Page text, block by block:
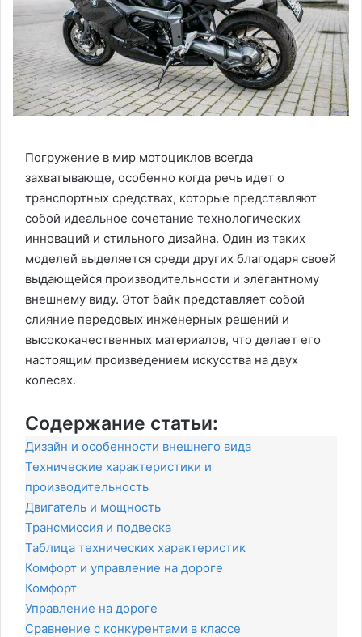
Погружение в мир мотоциклов всегда
захватывающе, особенно когда речь идет о
транспортных средствах, которые представляют
собой идеальное сочетание технологических
инноваций и стильного дизайна. Один из таких
моделей выделяется среди других благодаря своей
выдающейся производительности и элегантному
внешнему виду. Этот байк представляет собой
слияние передовых инженерных решений и
высококачественных материалов, что делает его
настоящим произведением искусства на двух
колесах.
Содержание статьи:
Дизайн и особенности внешнего вида
Технические характеристики и
производительность
Двигатель и мощность
Трансмиссия и подвеска
Таблица технических характеристик
Комфорт и управление на дороге
Комфорт
Управление на дороге
Сравнение с конкурентами в классе